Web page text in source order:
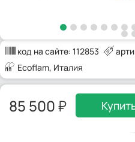
код на сайте: 112853
Ecoflam, Италия
85 500